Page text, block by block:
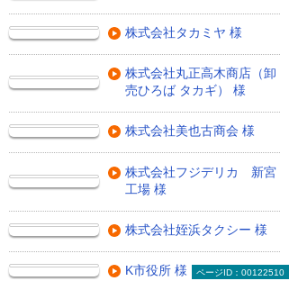
株式会社タカミヤ 様
株式会社丸正高木商店（卸
売ひろば タカギ） 様
株式会社美也古商会 様
株式会社フジデリカ 新宮
工場 様
株式会社姪浜タクシー 様
K市役所 様 ページID：00122510